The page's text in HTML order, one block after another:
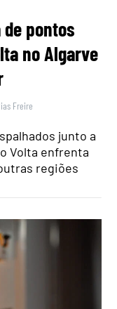
pontos
no Algarve
Freire
junto a
Volta enfrenta
regiões